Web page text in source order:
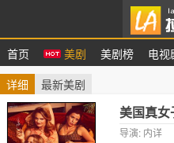
首页 美剧 美剧榜 电视
详细 最新美剧
美国真女
导演: 内详